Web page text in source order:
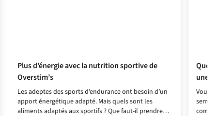
Plus d’énergie avec la nutrition sportive de
Overstim’s
Les adeptes des sports d’endurance ont besoin d’un
apport énergétique adapté. Mais quels sont les
aliments adaptés aux sportifs ? Que faut-il prendre
Que
une
Vous
semi-